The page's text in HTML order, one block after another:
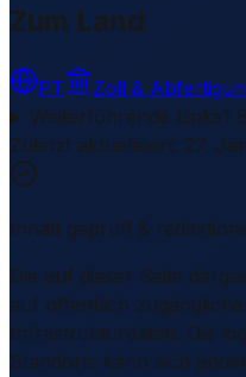
Zum Land
PT
Zoll &
Weiterführende Links1
Zuletzt aktualisiert: 27.
Inhalt geprüft &
Die auf dieser Seite
auf öffentlich
Infrastrukturdaten. Die
Standorts kann sich